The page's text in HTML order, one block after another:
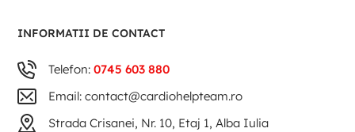
INFORMATII DE CONTACT
Telefon:0745 603 880
Email: contact@cardiohelpteam.ro
Strada Crisanei, Nr. 10, Etaj 1, Alba Iulia